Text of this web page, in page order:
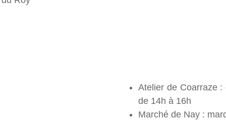
Atelier de Coarraze
de 14h à 16h
Marché de Nay :